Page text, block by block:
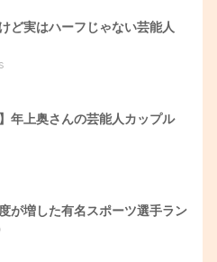
ど実はハーフじゃない芸能人
年上奥さんの芸能人カップル
が増した有名スポーツ選手ラン